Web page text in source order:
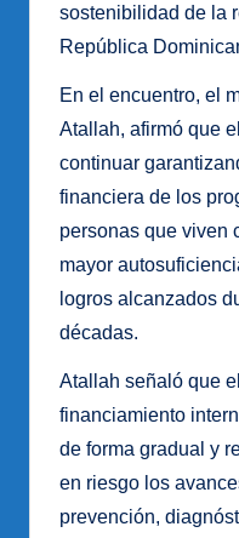
sostenibilidad de la
República
En el encuentro, el
Atallah, afirmó que
continuar
financiera de los
personas que viven
mayor
logros alcanzados
décadas.
Atallah señaló que
financiamiento
de forma gradual y
en riesgo los
prevención,